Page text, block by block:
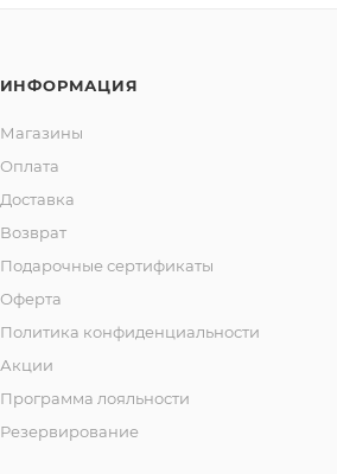
ИНФОРМАЦИЯ
Магазины
Оплата
Доставка
Возврат
Подарочные сертификаты
Оферта
Политика конфиденциальности
Акции
Программа лояльности
Резервирование